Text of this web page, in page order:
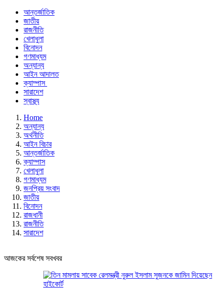
আন্তর্জাতিক
জাতীয়
রাজনীতি
খেলাধুলা
বিনোদন
গণমাধ্যম
অন্যান্য
আইন আদালত
ক্যাম্পাস
সারাদেশ
স্বাস্থ্য
Home
অন্যান্য
অর্থনীতি
আইন বিচার
আন্তর্জাতিক
ক্যাম্পাস
খেলাধুলা
গণমাধ্যম
জনপ্রিয় সংবাদ
জাতীয়
বিনোদন
রাজধানী
রাজনীতি
সারাদেশ
আজকের সর্বশেষ সবখবর